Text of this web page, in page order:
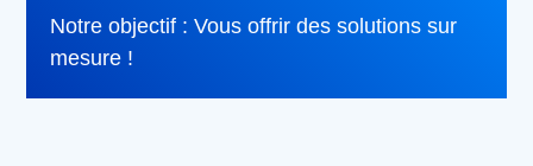
Notre objectif : Vous offrir des solutions sur
mesure !